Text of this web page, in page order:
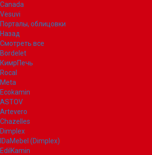
Canada
Vesuvi
Порталы, облицовки
Назад
Смотреть все
Bordelet
КимрПечь
Rocal
Meta
Ecokamin
ASTOV
Artevero
Chazelles
Dimplex
IDaMebel (Dimplex)
EdilKamin